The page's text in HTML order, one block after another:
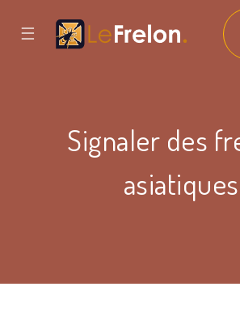
☰
Signaler des
asiatiques